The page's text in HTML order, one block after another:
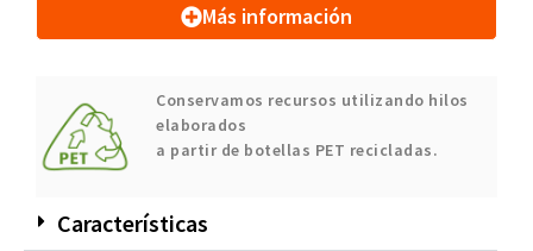
Más información
Conservamos recursos utilizando hilos
elaborados
a partir de botellas PET recicladas.
Características